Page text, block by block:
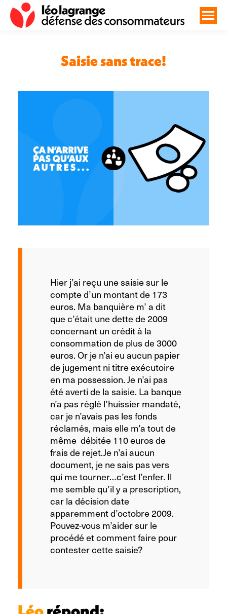
Saisie sans trace!
Hier j’ai reçu une saisie sur le
compte d’un montant de 173
euros. Ma banquière m’ a dit
que c’était une dette de 2009
concernant un crédit à la
consommation de plus de 3000
euros. Or je n’ai eu aucun papier
de jugement ni titre exécutoire
en ma possession. Je n’ai pas
été averti de la saisie. La banque
n’a pas réglé l’huissier mandaté,
car je n’avais pas les fonds
réclamés, mais elle m’a tout de
même débitée 110 euros de
frais de rejet.Je n’ai aucun
document, je ne sais pas vers
qui me tourner…c’est l’enfer. Il
me semble qu’il y a prescription,
car la décision date
apparemment d’octobre 2009.
Pouvez-vous m’aider sur le
procédé et comment faire pour
contester cette saisie?